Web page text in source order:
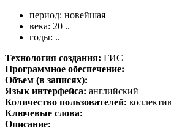
период: новейшая
века: 20 ..
годы: ..
Технология создания: ГИС
Программное обеспечение:
Объем (в записях):
Язык интерфейса: английский
Количество пользователей:
Ключевые слова:
Описание: